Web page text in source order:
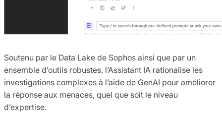
Soutenu par le Data Lake de Sophos ainsi que par un
ensemble d’outils robustes, l’Assistant IA rationalise les
investigations complexes à l’aide de GenAI pour améliorer
la réponse aux menaces, quel que soit le niveau
d’expertise.